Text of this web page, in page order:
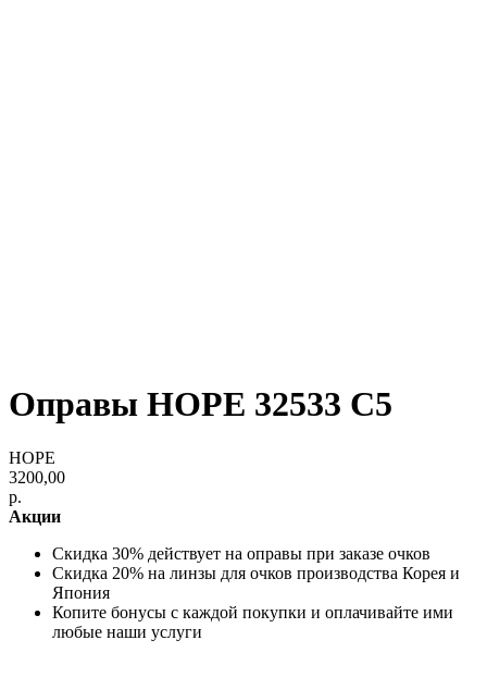
Оправы HOPE 32533 C5
HOPE
3200,00
р.
Акции
Скидка 30% действует на оправы при заказе очков
Скидка 20% на линзы для очков производства Корея и
Япония
Копите бонусы с каждой покупки и оплачивайте ими
любые наши услуги